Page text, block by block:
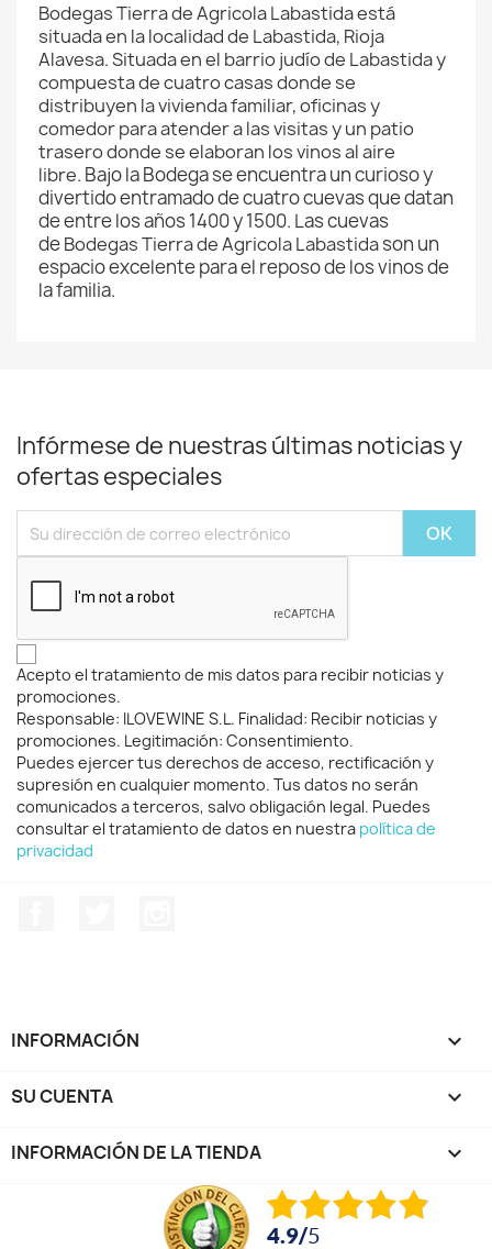
Bodegas Tierra de Agricola Labastida está
situada en la localidad de Labastida, Rioja
Alavesa. Situada en el barrio judío de Labastida y
compuesta de cuatro casas donde se
distribuyen la vivienda familiar, oficinas y
comedor para atender a las visitas y un patio
trasero donde se elaboran los vinos al aire
libre. Bajo la Bodega se encuentra un curioso y
divertido entramado de cuatro cuevas que datan
de entre los años 1400 y 1500. Las cuevas
deBodegas Tierra de Agricola Labastidason un
espacio excelente para el reposo de los vinos de
la familia.
Infórmese de nuestras últimas noticias y
ofertas especiales
Acepto el tratamiento de mis datos para recibir noticias y
promociones.
Responsable: ILOVEWINE S.L. Finalidad: Recibir noticias y
promociones. Legitimación: Consentimiento.
Puedes ejercer tus derechos de acceso, rectificación y
supresión en cualquier momento. Tus datos no serán
comunicados a terceros, salvo obligación legal. Puedes
consultar el tratamiento de datos en nuestra política de
privacidad
INFORMACIÓN 
SU CUENTA 
INFORMACIÓN DE LA TIENDA keyboard_arrow_down
4.9/5